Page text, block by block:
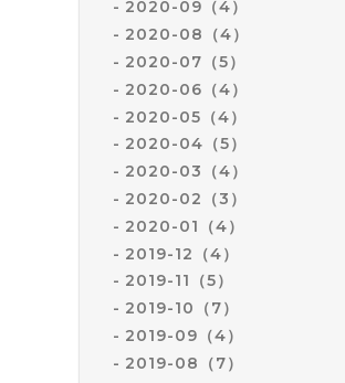
2020-09（4）
2020-08（4）
2020-07（5）
2020-06（4）
2020-05（4）
2020-04（5）
2020-03（4）
2020-02（3）
2020-01（4）
2019-12（4）
2019-11（5）
2019-10（7）
2019-09（4）
2019-08（7）